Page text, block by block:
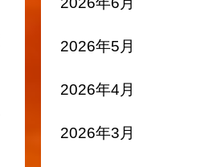
2026年5月
2026年4月
2026年3月